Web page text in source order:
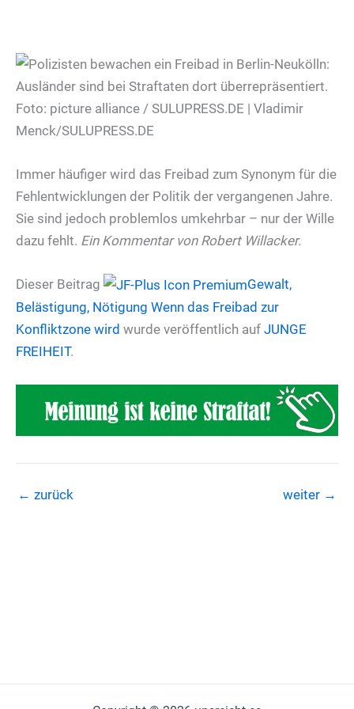
Immer häufiger wird das Freibad zum Synonym für die
Fehlentwicklungen der Politik der vergangenen Jahre.
Sie sind jedoch problemlos umkehrbar – nur der Wille
dazu fehlt. Ein Kommentar von Robert Willacker.
Dieser Beitrag
Gewalt,
Belästigung, Nötigung Wenn das Freibad zur
Konfliktzone wird wurde veröffentlich auf JUNGE
FREIHEIT.
← zurück weiter →